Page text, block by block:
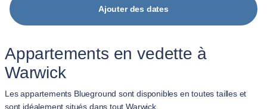
Ajouter des dates
Appartements en vedette à
Warwick
Les appartements Blueground sont disponibles en toutes tailles et
sont idéalement situés dans tout Warwick.